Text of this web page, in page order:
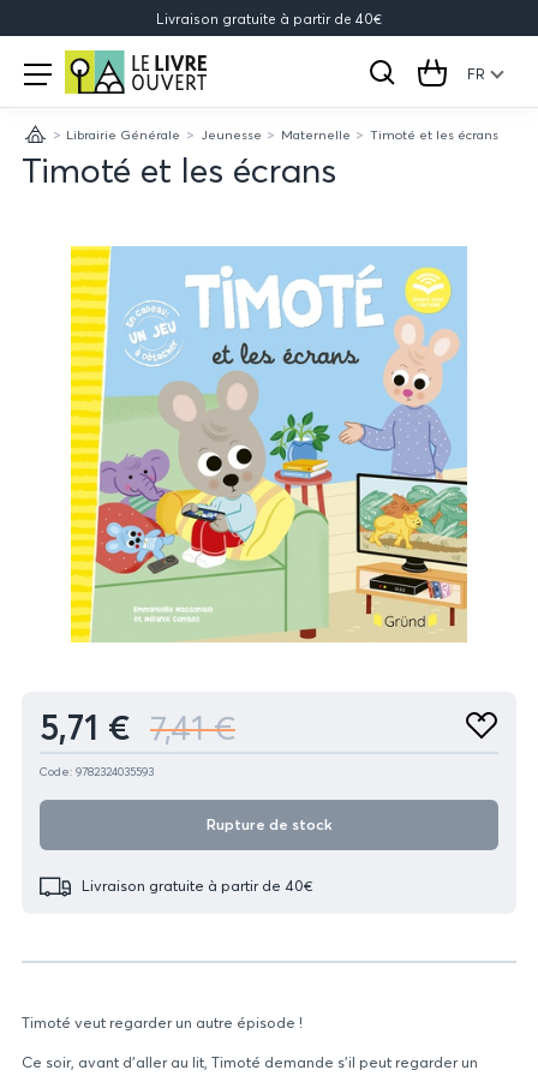
Livraison gratuite à partir de 40€
Le
Livre
Ouvert
Open
menu
Rechercher
Cart FR
AccueilLibrairie Générale Jeunesse Maternelle Timoté et les écrans
Timoté et les écrans
Timoté veut regarder un autre épisode !
Ce soir, avant d'aller au lit, Timoté demande s'il peut regarder un
Produit 7,41 €
5,71 €
Ajouter
aux
Code: 9782324035593
Rupture de stock
Livraison gratuite à partir de 40€